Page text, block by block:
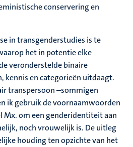
conservering en
in transgenderstudies is te
het in potentie elke
veronderstelde binaire
kennis en categorieën uitdaagt.
transpersoon –sommigen
ik gebruik de voornaamwoorden
om een ​​genderidentiteit aan
noch vrouwelijk is. De uitleg
houding ten opzichte van het